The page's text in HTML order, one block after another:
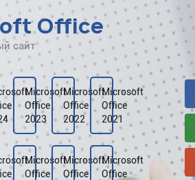
Office
сайт
Microsoft
Office
2023
Microsoft
Office
2022
Microsoft
Office
2021
Microsoft
Office
Microsoft
Office
Microsoft
Office